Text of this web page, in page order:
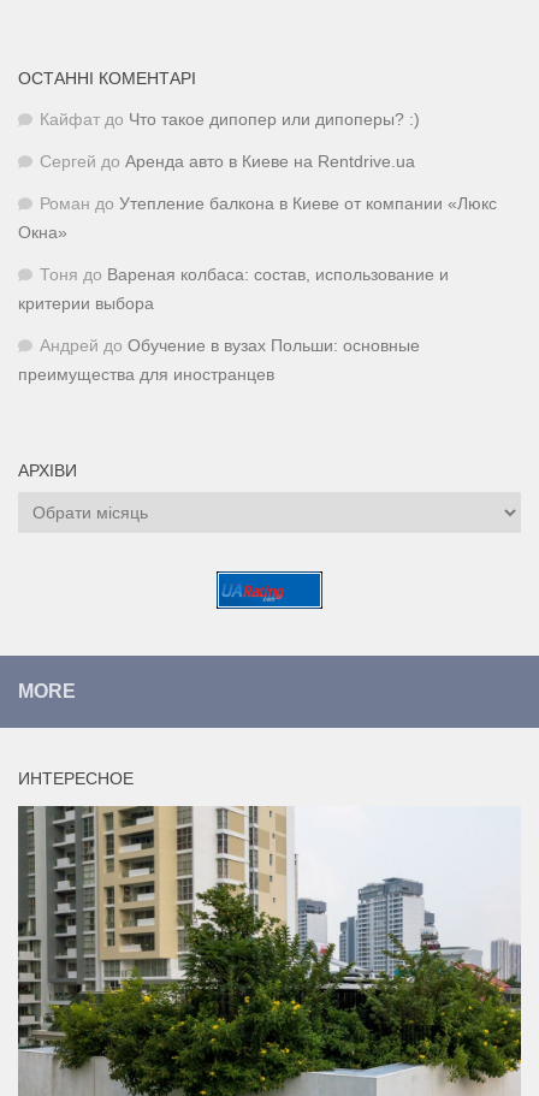
ОСТАННІ КОМЕНТАРІ
Кайфат до Что такое дипопер или дипоперы? :)
Сергей до Аренда авто в Киеве на Rentdrive.ua
Роман до Утепление балкона в Киеве от компании «Люкс
Окна»
Тоня до Вареная колбаса: состав, использование и
критерии выбора
Андрей до Обучение в вузах Польши: основные
преимущества для иностранцев
АРХІВИ
Архіви
MORE
ИНТЕРЕСНОЕ